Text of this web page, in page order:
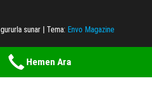
gururla sunar | Tema: Envo Magazine
Hemen Ara